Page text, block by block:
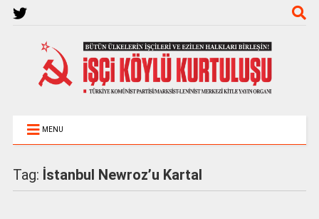
MENU
Tag: İstanbul Newroz’u Kartal